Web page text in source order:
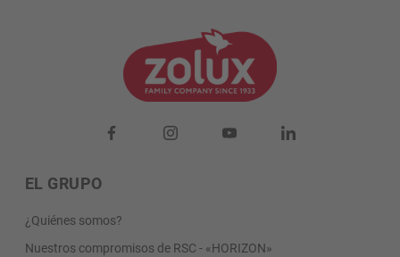
EL GRUPO
¿Quiénes somos?
Nuestros compromisos de RSC - «HORIZON»